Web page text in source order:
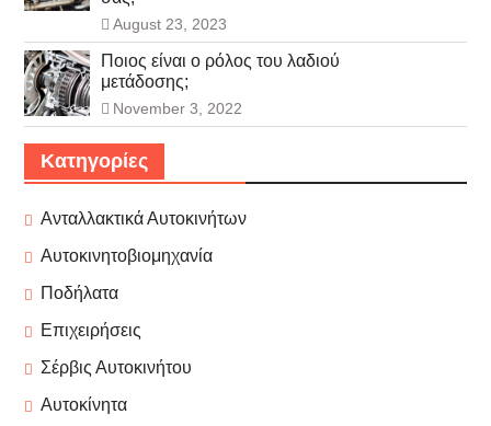
August 23, 2023
Ποιος είναι ο ρόλος του λαδιού
μετάδοσης;
November 3, 2022
Κατηγορίες
Ανταλλακτικά Αυτοκινήτων
Αυτοκινητοβιομηχανία
Ποδήλατα
Επιχειρήσεις
Σέρβις Αυτοκινήτου
Αυτοκίνητα